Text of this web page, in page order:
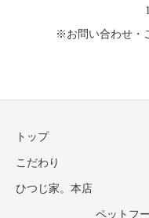
※お問い合わせ・
トップ
こだわり
ひつじ家。本店
ペットフ